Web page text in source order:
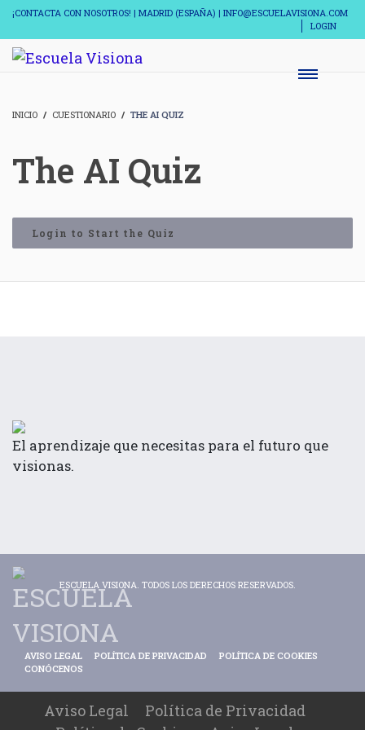
¡CONTACTA CON NOSOTROS! | MADRID (ESPAÑA) | INFO@ESCUELAVISIONA.COM
LOGIN
INICIO CUESTIONARIO THE AI QUIZ
The AI Quiz
Login to Start the Quiz
El aprendizaje que necesitas para el futuro que
visionas.
ESCUELA VISIONA. TODOS LOS DERECHOS RESERVADOS.
AVISO LEGAL POLÍTICA DE PRIVACIDAD
POLÍTICA DE COOKIES
CONÓCENOS
Aviso Legal
Política de Privacidad